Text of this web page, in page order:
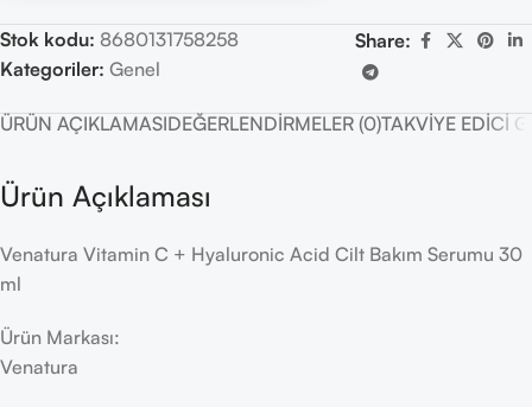
Stok kodu: 8680131758258
Kategoriler: Genel
Share:
ÜRÜN AÇIKLAMASIDEĞERLENDIRMELER (0)TAKVIYE EDICI
Ürün Açıklaması
Venatura Vitamin C + Hyaluronic Acid Cilt Bakım Serumu 30
ml
Ürün Markası:
Venatura